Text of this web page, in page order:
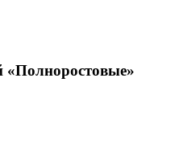
«Полноростовые»